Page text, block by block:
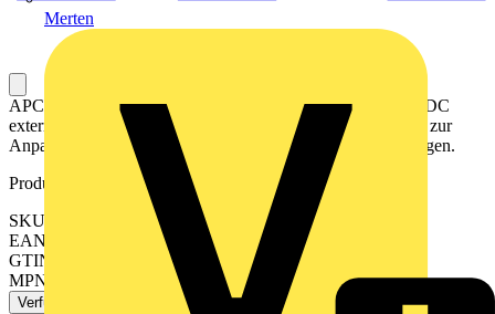
Merten
APC Smart-UPS SRT 4,57 m Verlängerungskabel für 96 VDC
externe Batteriemodule für 3000 VA USVZubehörlösungen zur
Anpassung der Smart-UPS an Ihre spezifischen Anforderungen.
Produktkennzeichen
SKU: SRT010
EAN: 0731304323969
GTIN: 0731304323969
MPN: SRT010
Verfügbar: 1 Händler